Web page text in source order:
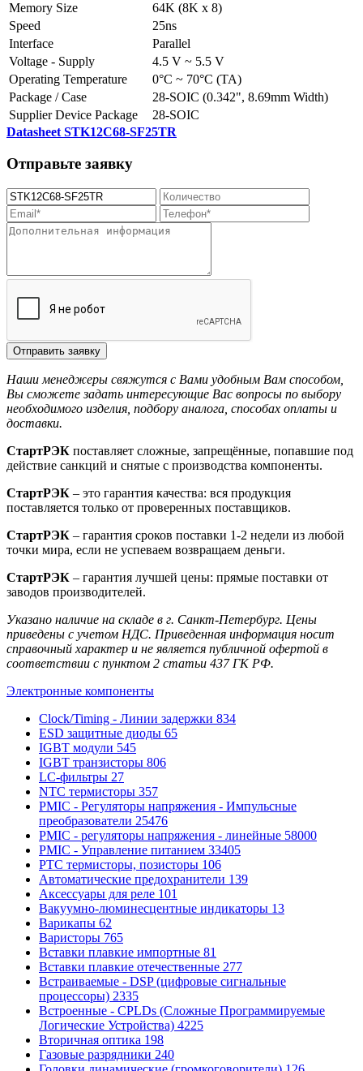
Memory Size
64K (8K x 8)
Speed
25ns
Interface
Parallel
Voltage - Supply
4.5 V ~ 5.5 V
Operating Temperature
0°C ~ 70°C (TA)
Package / Case
28-SOIC (0.342", 8.69mm Width)
Supplier Device Package
28-SOIC
Datasheet STK12C68-SF25TR
Отправьте заявку
Отправить заявку
Наши менеджеры свяжутся с Вами удобным Вам способом,
Вы сможете задать интересующие Вас вопросы по выбору
необходимого изделия, подбору аналога, способах оплаты и
доставки.
СтартРЭК поставляет сложные, запрещённые, попавшие под
действие санкций и снятые с производства компоненты.
СтартРЭК – это гарантия качества: вся продукция
поставляется только от проверенных поставщиков.
СтартРЭК – гарантия сроков поставки 1-2 недели из любой
точки мира, если не успеваем возвращаем деньги.
СтартРЭК – гарантия лучшей цены: прямые поставки от
заводов производителей.
Указано наличие на складе в г. Санкт-Петербург. Цены
приведены с учетом НДС. Приведенная информация носит
справочный характер и не является публичной офертой в
соответствии с пунктом 2 статьи 437 ГК РФ.
Электронные компоненты
Clock/Timing - Линии задержки 834
ESD защитные диоды 65
IGBT модули 545
IGBT транзисторы 806
LC-фильтры 27
NTC термисторы 357
PMIC - Регуляторы напряжения - Импульсные
преобразователи 25476
PMIC - регуляторы напряжения - линейные 58000
PMIC - Управление питанием 33405
PTC термисторы, позисторы 106
Автоматические предохранители 139
Аксессуары для реле 101
Вакуумно-люминесцентные индикаторы 13
Варикапы 62
Варисторы 765
Вставки плавкие импортные 81
Вставки плавкие отечественные 277
Встраиваемые - DSP (цифровые сигнальные
процессоры) 2335
Встроенные - CPLDs (Сложные Программируемые
Логические Устройства) 4225
Вторичная оптика 198
Газовые разрядники 240